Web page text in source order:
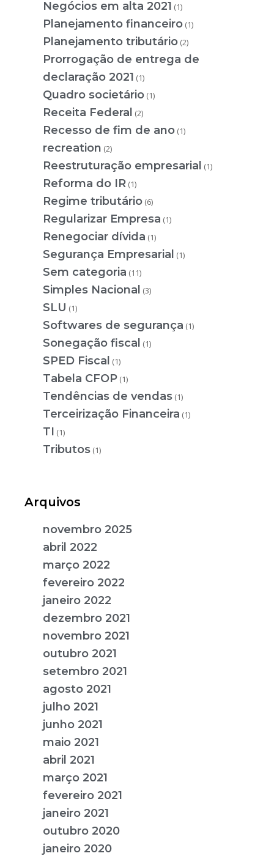
Negócios em alta 2021 (1)
Planejamento financeiro (1)
Planejamento tributário (2)
Prorrogação de entrega de
declaração 2021 (1)
Quadro societário (1)
Receita Federal (2)
Recesso de fim de ano (1)
recreation (2)
Reestruturação empresarial (1)
Reforma do IR (1)
Regime tributário (6)
Regularizar Empresa (1)
Renegociar dívida (1)
Segurança Empresarial (1)
Sem categoria (11)
Simples Nacional (3)
SLU (1)
Softwares de segurança (1)
Sonegação fiscal (1)
SPED Fiscal (1)
Tabela CFOP (1)
Tendências de vendas (1)
Terceirização Financeira (1)
TI (1)
Tributos (1)
Arquivos
novembro 2025
abril 2022
março 2022
fevereiro 2022
janeiro 2022
dezembro 2021
novembro 2021
outubro 2021
setembro 2021
agosto 2021
julho 2021
junho 2021
maio 2021
abril 2021
março 2021
fevereiro 2021
janeiro 2021
outubro 2020
janeiro 2020